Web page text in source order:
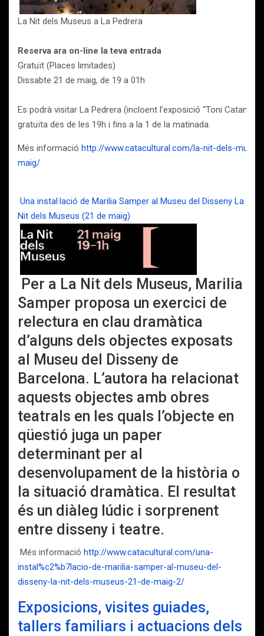
La Nit dels Museus a La Pedrera
Reserva ara on-line la teva entrada
Gratuït (Places limitades)
Dissabte 21 de maig, de 19 a 01h
Es podrà visitar La Pedrera (incloent l’exposició “Toni Catany.
gratuïta des de les 19h i fins a la 1 de la matinada.
Més informació http://www.catacultural.com/la-nit-dels-
maig/
Una instal·lació de Marilia Samper al Museu del Disseny La
Nit dels Museus (21 de maig)
Per a La Nit dels Museus, Marilia
Samper proposa un exercici de
relectura en clau dramàtica
d’alguns dels objectes exposats
al Museu del Disseny de
Barcelona. L’autora ha relacionat
aquests objectes amb obres
teatrals en les quals l’objecte en
qüestió juga un paper
determinant per al
desenvolupament de la història o
la situació dramàtica. El resultat
és un diàleg lúdic i sorprenent
entre disseny i teatre.
Més informació http://www.catacultural.com/una-
instal%c2%b7lacio-de-marilia-samper-al-museu-del-
disseny-la-nit-dels-museus-21-de-maig-2/
Exposicions, visites guiades,
tallers familiars i actuacions dels